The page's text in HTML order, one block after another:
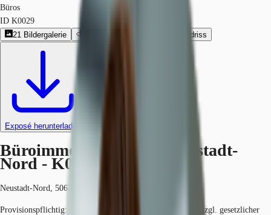
Büros
ID K0029
21 Bildergalerie Grundriss
Exposé herunterladen
Büroimmobilie - Köln, Neustadt-
Nord - K0029
Neustadt-Nord, 50670, Köln, Nordrhein-Westfalen
Provisionspflichtig: bei Anmietung 3 Netto-Monatsmieten zzgl. gesetzlicher